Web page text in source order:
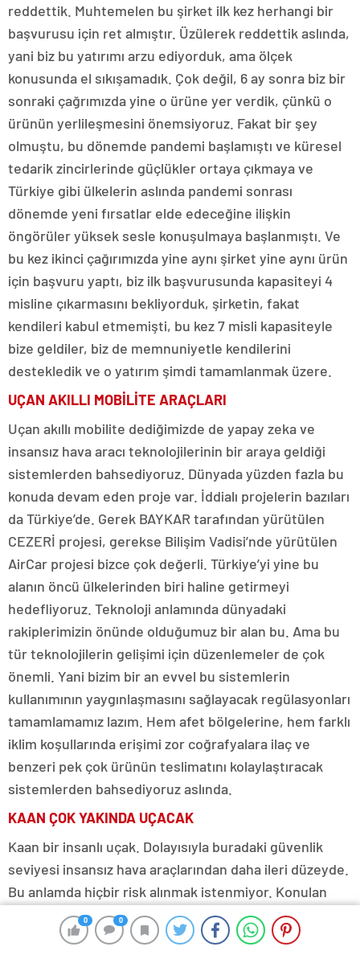
0 0
reddettik. Muhtemelen bu şirket ilk kez herhangi bir
başvurusu için ret almıştır. Üzülerek reddettik aslında,
yani biz bu yatırımı arzu ediyorduk, ama ölçek
konusunda el sıkışamadık. Çok değil, 6 ay sonra biz bir
sonraki çağrımızda yine o ürüne yer verdik, çünkü o
ürünün yerlileşmesini önemsiyoruz. Fakat bir şey
olmuştu, bu dönemde pandemi başlamıştı ve küresel
tedarik zincirlerinde güçlükler ortaya çıkmaya ve
Türkiye gibi ülkelerin aslında pandemi sonrası
dönemde yeni fırsatlar elde edeceğine ilişkin
öngörüler yüksek sesle konuşulmaya başlanmıştı. Ve
bu kez ikinci çağırımızda yine aynı şirket yine aynı ürün
için başvuru yaptı, biz ilk başvurusunda kapasiteyi 4
misline çıkarmasını bekliyorduk, şirketin, fakat
kendileri kabul etmemişti, bu kez 7 misli kapasiteyle
bize geldiler, biz de memnuniyetle kendilerini
destekledik ve o yatırım şimdi tamamlanmak üzere.
UÇAN AKILLI MOBİLİTE ARAÇLARI
Uçan akıllı mobilite dediğimizde de yapay zeka ve
insansız hava aracı teknolojilerinin bir araya geldiği
sistemlerden bahsediyoruz. Dünyada yüzden fazla bu
konuda devam eden proje var. İddialı projelerin bazıları
da Türkiye’de. Gerek BAYKAR tarafından yürütülen
CEZERİ projesi, gerekse Bilişim Vadisi’nde yürütülen
AirCar projesi bizce çok değerli. Türkiye’yi yine bu
alanın öncü ülkelerinden biri haline getirmeyi
hedefliyoruz. Teknoloji anlamında dünyadaki
rakiplerimizin önünde olduğumuz bir alan bu. Ama bu
tür teknolojilerin gelişimi için düzenlemeler de çok
önemli. Yani bizim bir an evvel bu sistemlerin
kullanımının yaygınlaşmasını sağlayacak regülasyonları
tamamlamamız lazım. Hem afet bölgelerine, hem farklı
iklim koşullarında erişimi zor coğrafyalara ilaç ve
benzeri pek çok ürünün teslimatını kolaylaştıracak
sistemlerden bahsediyoruz aslında.
KAAN ÇOK YAKINDA UÇACAK
Kaan bir insanlı uçak. Dolayısıyla buradaki güvenlik
seviyesi insansız hava araçlarından daha ileri düzeyde.
Bu anlamda hiçbir risk alınmak istenmiyor. Konulan
hedefler, tarihler de ekiplerin canla başla çalışması
konusunda elbette bir motivasyon kaynağı. Ben
0 0